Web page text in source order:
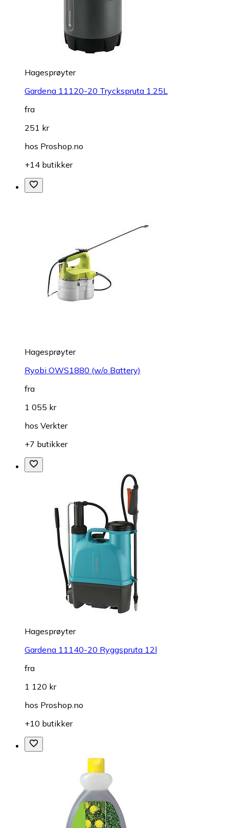
Hagesprøyter
Gardena 11120-20 Tryckspruta 1.25L
fra
251 kr
hos Proshop.no
+14 butikker
Hagesprøyter
Ryobi OWS1880 (w/o Battery)
fra
1 055 kr
hos Verkter
+7 butikker
Hagesprøyter
Gardena 11140-20 Ryggspruta 12l
fra
1 120 kr
hos Proshop.no
+10 butikker